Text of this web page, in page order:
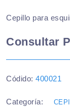
Cepillo para
Consultar
Códido: 400021
Categoría: